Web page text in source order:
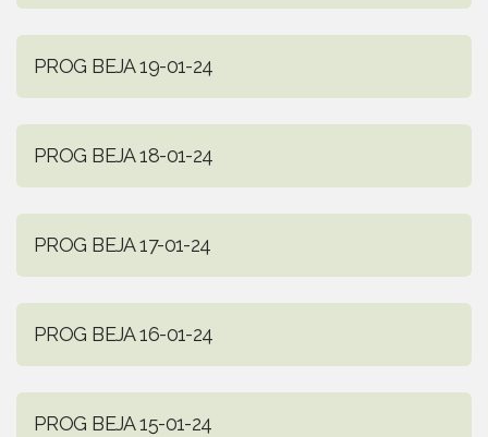
PROG BEJA 19-01-24
PROG BEJA 18-01-24
PROG BEJA 17-01-24
PROG BEJA 16-01-24
PROG BEJA 15-01-24